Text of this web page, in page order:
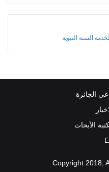
السنة النبوية
الجائزة
الأبحاث